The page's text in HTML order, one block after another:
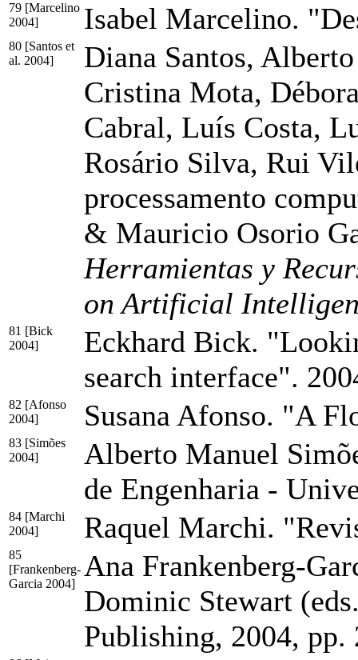
79 [Marcelino
2004]
Isabel Marcelino.
80 [Santos et
al. 2004]
Diana Santos,
Cristina Mota,
Cabral, Luís Costa,
Rosário Silva, Rui
processamento
& Mauricio Osorio
Herramientas y
on Artificial
81 [Bick
2004]
Eckhard Bick.
search interface".
82 [Afonso
2004]
Susana Afonso. "A
83 [Simões
2004]
Alberto Manuel
de Engenharia -
84 [Marchi
2004]
Raquel Marchi.
85
[Frankenberg-
Garcia 2004]
Ana Frankenberg-
Dominic Stewart
Publishing, 2004, pp.